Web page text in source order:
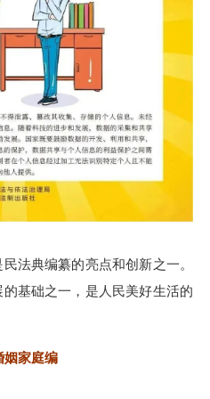
典编纂的亮点和创新之一。
基础之一，是人民美好生活的
姻家庭编